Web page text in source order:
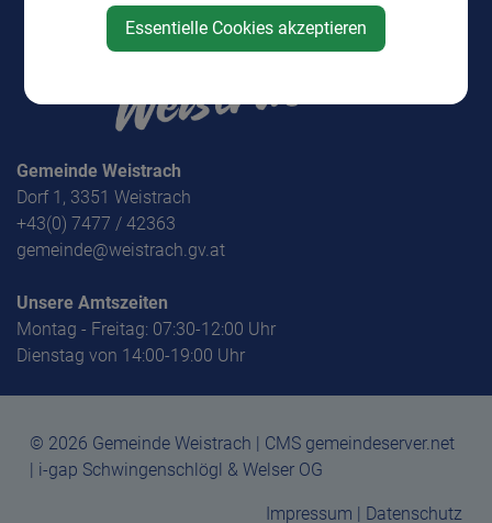
Gemeinde Weistrach
Dorf 1, 3351 Weistrach
+43(0) 7477 / 42363
gemeinde@weistrach.gv.at
Unsere Amtszeiten
Montag - Freitag: 07:30-12:00 Uhr
Dienstag von 14:00-19:00 Uhr
© 2026 Gemeinde Weistrach | CMS gemeindeserver.net
| i-gap Schwingenschlögl & Welser OG
Impressum | Datenschutz
Essentielle Cookies akzeptieren